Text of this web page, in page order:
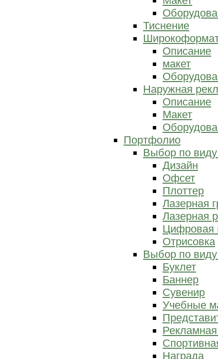
Тиснение
Описание
макет
Наружная
Описание
Макет
Портфолио
Выбор по
Дизайн
Офсет
Плоттер
Лазерная
Лазерная
Цифровая
Отрисовка
Выбор по
Буклет
Баннер
Сувенир
Учебные
Награда